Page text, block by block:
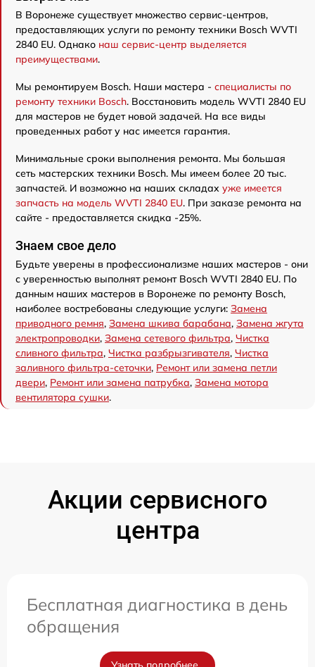
В Воронеже существует множество сервис-центров,
предоставляющих услуги по ремонту техники Bosch WVTI
2840 EU. Однако наш сервис-центр выделяется
преимуществами.
Мы ремонтируем Bosch. Наши мастера - специалисты по
ремонту техники Bosch. Восстановить модель WVTI 2840 EU
для мастеров не будет новой задачей. На все виды
проведенных работ у нас имеется гарантия.
Минимальные сроки выполнения ремонта. Мы большая
сеть мастерских техники Bosch. Мы имеем более 20 тыс.
запчастей. И возможно на наших складах уже имеется
запчасть на модель WVTI 2840 EU. При заказе ремонта на
сайте - предоставляется скидка -25%.
Знаем свое дело
Будьте уверены в профессионализме наших мастеров - они
с уверенностью выполнят ремонт Bosch WVTI 2840 EU. По
данным наших мастеров в Воронеже по ремонту Bosch,
наиболее востребованы следующие услуги: Замена
приводного ремня, Замена шкива барабана, Замена жгута
электропроводки, Замена сетевого фильтра, Чистка
сливного фильтра, Чистка разбрызгивателя, Чистка
заливного фильтра-сеточки, Ремонт или замена петли
двери, Ремонт или замена патрубка, Замена мотора
вентилятора сушки.
Акции сервисного
центра
Бесплатная диагностика в день
обращения